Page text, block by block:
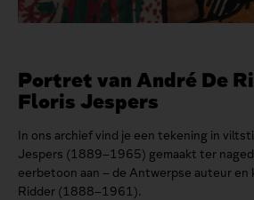
Portret van André De
Floris Jespers
In ons archief vind je een tekening in
Jespers (1889–1965) gemaakt ter
eerbetoon aan – de Antwerpse auteur
Ridder (1888–1961).